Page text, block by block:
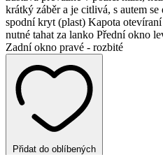
krátký záběr a je citlivá, s autem
spodní kryt (plast) Kapota
nutné tahat za lanko Přední okno
Zadní okno pravé - rozbité
Přidat do oblíbených